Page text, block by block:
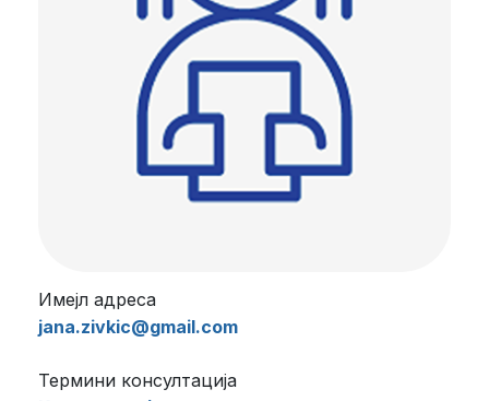
Имејл адреса
jana.zivkic@gmail.com
Термини консултација